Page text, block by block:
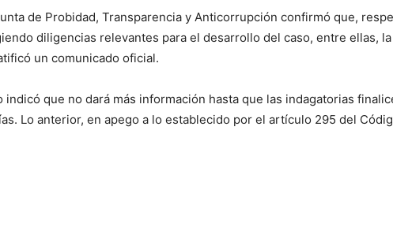
de Probidad, Transparencia y Anticorrupción confirmó que,
diligencias relevantes para el desarrollo del caso, entre ellas,
un comunicado oficial.
indicó que no dará más información hasta que las indagatorias
Lo anterior, en apego a lo establecido por el artículo 295 del